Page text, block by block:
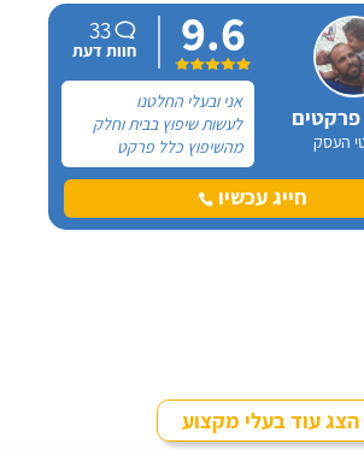
העסק
9.6
33
חוות דעת
אני ובעלי החלטנו
לעשות שיפוץ בבית וחלק
מהשיפוץ כלל פרקט
למינציה שיותקן מעל
הריצוף (הישן) הקיים. קנינו
את הפרקט מחנות חיצונית
חייג עכשיו
הצג עוד בעלי מקצוע